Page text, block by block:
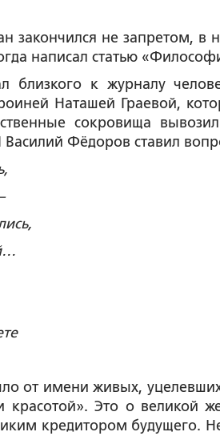
закончился не запретом, в
написал статью
близкого к журналу
Наташей Граевой,
сокровища
Фёдоров ставил
от имени живых,
Это о великой
кредитором будущего.